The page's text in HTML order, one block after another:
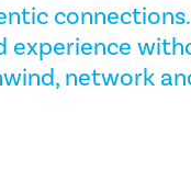
experience
network